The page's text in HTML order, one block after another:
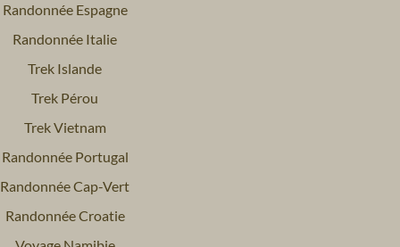
Randonnée Espagne
Randonnée Italie
Trek Islande
Trek Pérou
Trek Vietnam
Randonnée Portugal
Randonnée Cap-Vert
Randonnée Croatie